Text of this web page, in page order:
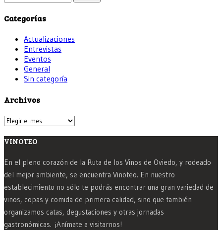
Categorías
Actualizaciones
Entrevistas
Eventos
General
Sin categoría
Archivos
Archivos
VINOTEO
En el pleno corazón de la Ruta de los Vinos de Oviedo, y rodeado
del mejor ambiente, se encuentra Vinoteo. En nuestro
establecimiento no sólo te podrás encontrar una gran variedad de
vinos, copas y comida de primera calidad, sino que también
organizamos catas, degustaciones y otras jornadas
gastronómicas. ¡Anímate a visitarnos!